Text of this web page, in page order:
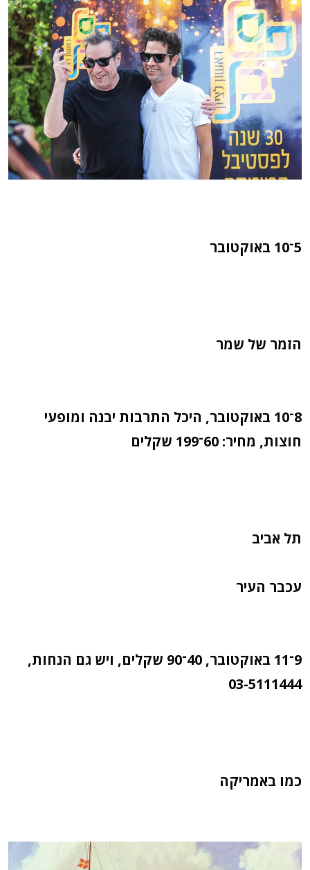
5־10 באוקטובר
הזמר של שמר
8־10 באוקטובר, היכל התרבות יבנה ומופעי
חוצות, מחיר: 60־199 שקלים
תל אביב
עכבר העיר
9־11 באוקטובר, 40־90 שקלים, ויש גם הנחות,
03-5111444
כמו באמריקה